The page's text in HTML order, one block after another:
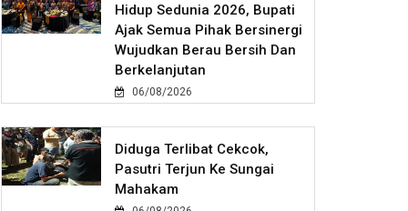
Hidup Sedunia 2026, Bupati
Ajak Semua Pihak Bersinergi
Wujudkan Berau Bersih Dan
Berkelanjutan
06/08/2026
Diduga Terlibat Cekcok,
Pasutri Terjun Ke Sungai
Mahakam